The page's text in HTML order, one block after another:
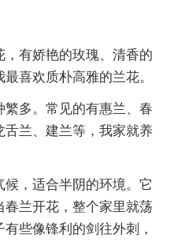
有娇艳的玫瑰、清香的
喜欢质朴高雅的兰花。
多。常见的有惠兰、春
兰、建兰等，我家就养
，适合半阴的环境。它
兰开花，整个家里就荡
些像锋利的剑往外刺，